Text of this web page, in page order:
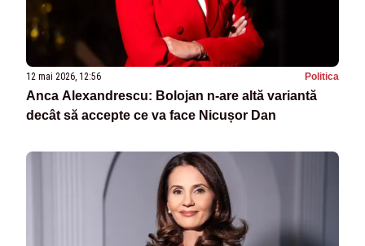
12 mai 2026, 12:56 Politica
Anca Alexandrescu: Bolojan n-are altă variantă
decât să accepte ce va face Nicușor Dan